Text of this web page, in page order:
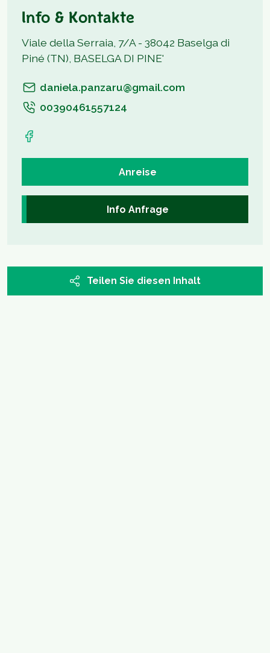
Info & Kontakte
Viale della Serraia, 7/A - 38042 Baselga di
Piné (TN), BASELGA DI PINE'
daniela.panzaru@gmail.com
00390461557124
Anreise
Info Anfrage
Teilen Sie diesen Inhalt